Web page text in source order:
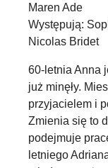
Maren Ade
Występują:
Nicolas Bridet
60-letnia Anna
już minęły.
przyjacielem i
Zmienia się to
podejmuje
letniego